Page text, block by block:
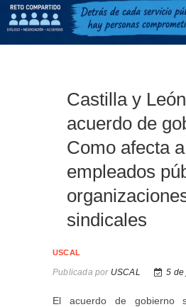
Castilla y
acuerdo de
Como afecta a
empleados
sindicales
USCAL
Publicada porUSCAL 5 de
El acuerdo de gobierno